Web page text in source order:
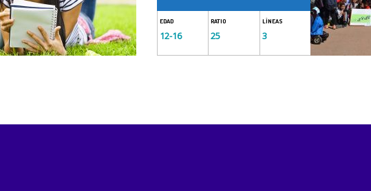
EDAD
12-16
RATIO
25
LÍNEAS
3